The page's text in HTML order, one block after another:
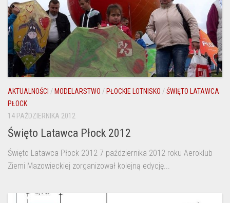
AKTUALNOŚCI / MODELARSTWO / PŁOCKIE LOTNISKO /ŚWIĘTO LATAWCA
PŁOCK
14 PAŹDZIERNIKA 2012
Święto Latawca Płock 2012
Święto Latawca Płock 2012 7 października 2012 roku Aeroklub
Ziemi Mazowieckiej zorganizował kolejną edycję...